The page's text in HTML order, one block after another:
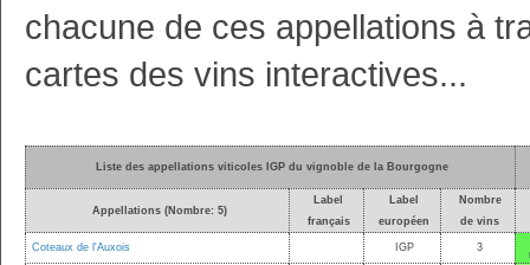
chacune de ces appellations à
cartes des vins interactives...
Liste des appellations viticoles IGP du vignoble de la Bourgogne
Appellations (Nombre: 5)
Label
français
Label
européen
Nombre
de vins
Coteaux de l'Auxois IGP 3